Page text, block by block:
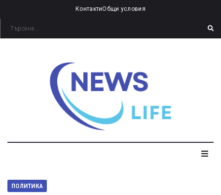
КонтактиОбщи условия
ПОЛИТИКА